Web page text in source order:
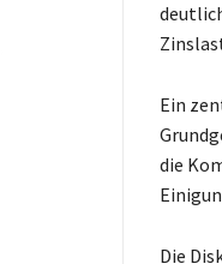
Ein
die
Die